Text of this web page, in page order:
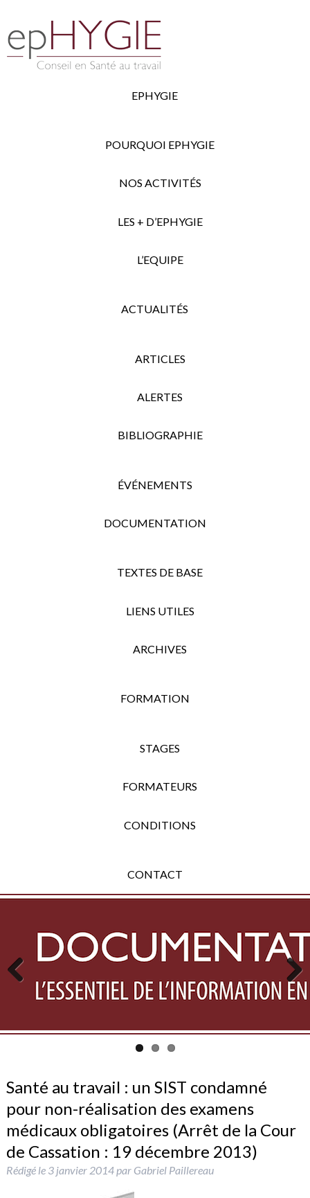
EPHYGIE
POURQUOI EPHYGIE
NOS ACTIVITÉS
LES + D’EPHYGIE
L’EQUIPE
ACTUALITÉS
ARTICLES
ALERTES
BIBLIOGRAPHIE
ÉVÉNEMENTS
DOCUMENTATION
TEXTES DE BASE
LIENS UTILES
ARCHIVES
FORMATION
STAGES
FORMATEURS
CONDITIONS
CONTACT
Previous Next
Santé au travail : un SIST condamné
pour non-réalisation des examens
médicaux obligatoires (Arrêt de la Cour
de Cassation : 19 décembre 2013)
Rédigé le 3 janvier 2014par Gabriel Paillereau